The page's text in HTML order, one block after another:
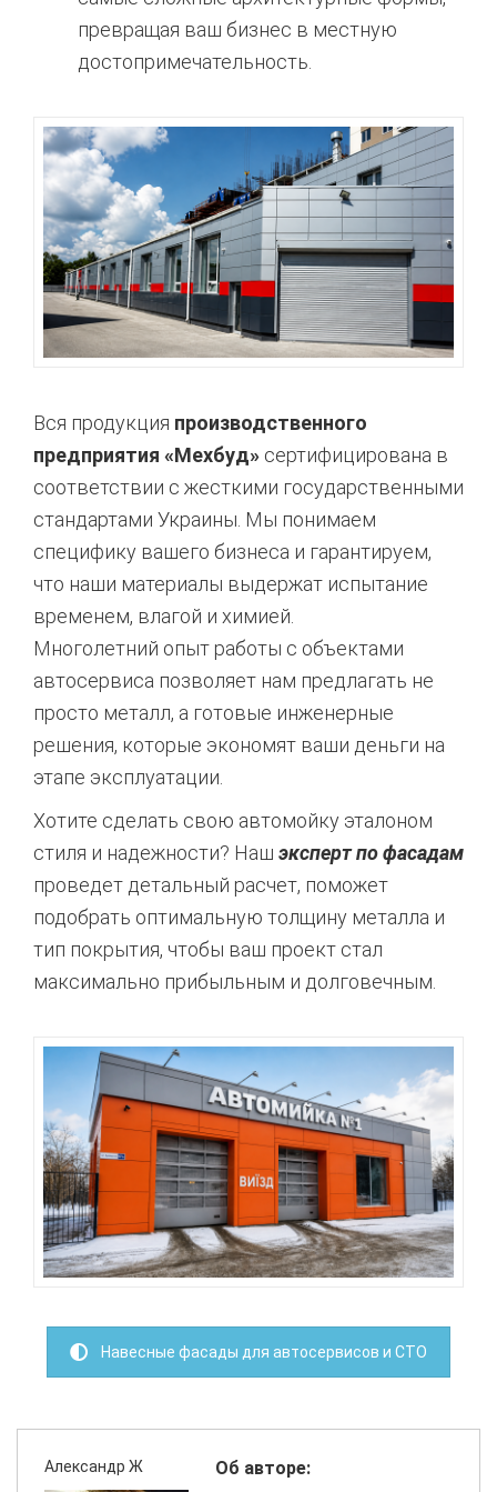
превращая ваш бизнес в местную
достопримечательность.
Вся продукция производственного
предприятия «Мехбуд» сертифицирована в
соответствии с жесткими государственными
стандартами Украины. Мы понимаем
специфику вашего бизнеса и гарантируем,
что наши материалы выдержат испытание
временем, влагой и химией.
Многолетний опыт работы с объектами
автосервиса позволяет нам предлагать не
просто металл, а готовые инженерные
решения, которые экономят ваши деньги на
этапе эксплуатации.
Хотите сделать свою автомойку эталоном
стиля и надежности? Наш эксперт по фасадам
проведет детальный расчет, поможет
подобрать оптимальную толщину металла и
тип покрытия, чтобы ваш проект стал
максимально прибыльным и долговечным.
Навесные фасады для автосервисов и СТО
Александр Ж Об авторе: